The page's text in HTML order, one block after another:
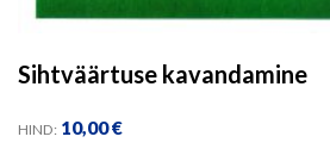
Sihtväärtuse kavandamine
HIND: 10,00€